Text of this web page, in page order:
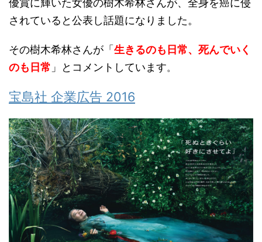
優賞に輝いた女優の樹木希林さんが、全身を癌に侵
されていると公表し話題になりました。
その樹木希林さんが 「 生きるのも日常、死んでいく
のも日常 」 とコメントしています。
宝島社 企業広告 2016